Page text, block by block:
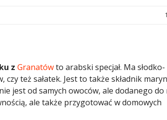
z Granatówto arabski specjał. Ma słodko-
też sałatek. Jest to także składnik
jest od samych owoców, ale dodanego do
ale także przygotować w domowych